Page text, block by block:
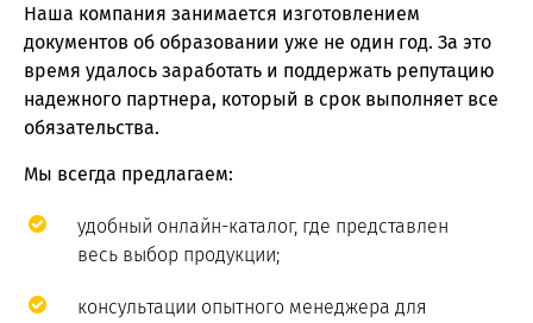
Наша компания занимается изготовлением
документов об образовании уже не один год. За это
время удалось заработать и поддержать репутацию
надежного партнера, который в срок выполняет все
обязательства.
Мы всегда предлагаем:
удобный онлайн-каталог, где представлен
весь выбор продукции;
консультации опытного менеджера для